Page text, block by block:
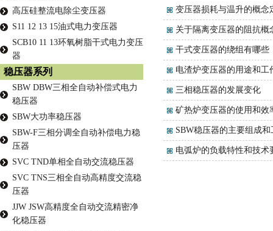
变压器损耗与温升的概念
关于隔离变压器的阻抗概
干式变压器的绕组有哪些
电渣炉变压器的用途和工
三相稳压器的发展变化
矿热炉变压器的使用和效
SBW稳压器的主要组成
电弧炉的负载特性和技术
高压硅整流电除尘变压器
S11 12 13 15油式电力变压器
SCB10 11 13环氧树脂干式电力变压
器
稳压器系列
SBW DBW三相全自动补偿式电力
稳压器
SBW大功率稳压器
SBW-F三相分调全自动补偿电力稳
压器
SVC TND单相全自动交流稳压器
SVC TNS三相全自动高精度交流稳
压器
JJW JSW高精度全自动交流精密净
化稳压器